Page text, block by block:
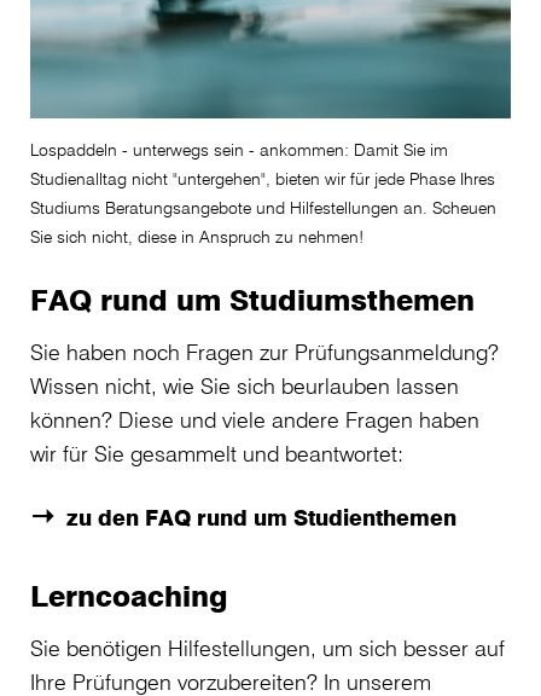
Lospaddeln - unterwegs sein - ankommen: Damit Sie im
Studienalltag nicht "untergehen", bieten wir für jede Phase Ihres
Studiums Beratungsangebote und Hilfestellungen an. Scheuen
Sie sich nicht, diese in Anspruch zu nehmen!
FAQ rund um Studiumsthemen
Sie haben noch Fragen zur Prüfungsanmeldung?
Wissen nicht, wie Sie sich beurlauben lassen
können? Diese und viele andere Fragen haben
wir für Sie gesammelt und beantwortet:
zu den FAQ rund um Studienthemen
Lerncoaching
Sie benötigen Hilfestellungen, um sich besser auf
Ihre Prüfungen vorzubereiten? In unserem